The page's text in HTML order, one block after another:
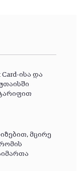
ისა და
მცირე